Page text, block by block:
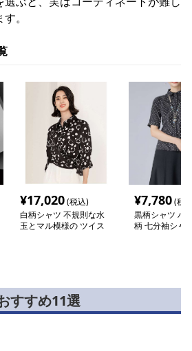
。
¥17,020(税込)
白柄シャツ 不規則な水
玉とマル模様の ツイス
¥7,780(税
黒柄シャツ ハ
柄 七分袖シャ
すすめ11選